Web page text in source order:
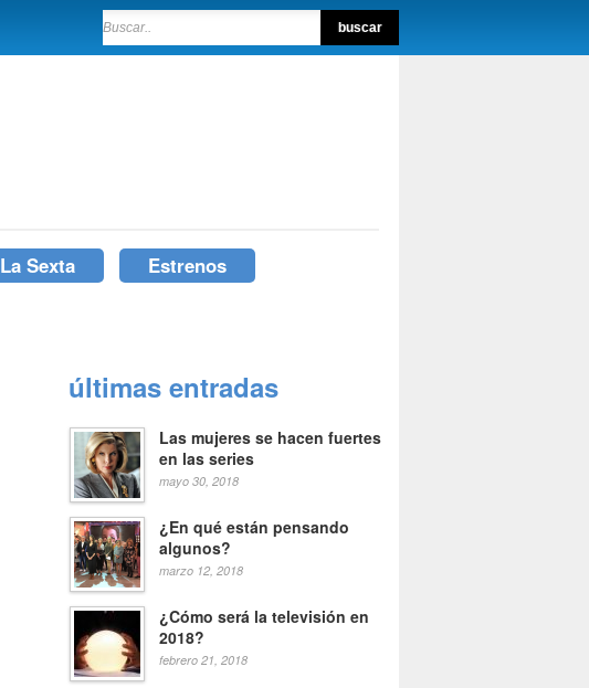
La Sexta Estrenos
últimas entradas
Las mujeres se hacen fuertes
en las series
mayo 30, 2018
¿En qué están pensando
algunos?
marzo 12, 2018
¿Cómo será la televisión en
2018?
febrero 21, 2018